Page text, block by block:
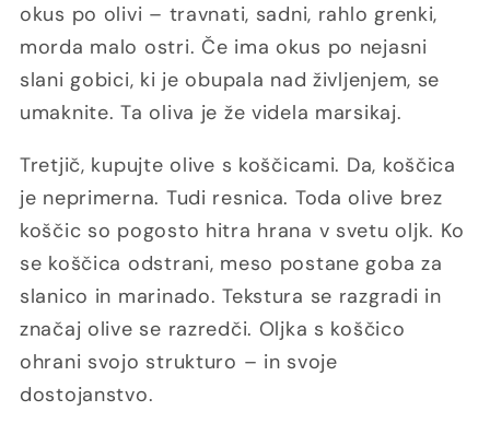
okus po olivi – travnati, sadni, rahlo grenki,
morda malo ostri. Če ima okus po nejasni
slani gobici, ki je obupala nad življenjem, se
umaknite. Ta oliva je že videla marsikaj.
Tretjič, kupujte olive s koščicami. Da, koščica
je neprimerna. Tudi resnica. Toda olive brez
koščic so pogosto hitra hrana v svetu oljk. Ko
se koščica odstrani, meso postane goba za
slanico in marinado. Tekstura se razgradi in
značaj olive se razredči. Oljka s koščico
ohrani svojo strukturo – in svoje
dostojanstvo.